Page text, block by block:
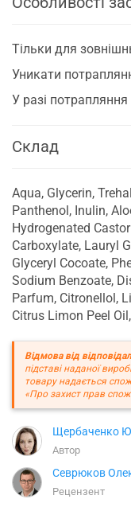
Тільки для
Уникати
У разі
Склад
Aqua, Glycerin,
Panthenol, Inulin,
Hydrogenated
Carboxylate, Lauryl
Glyceryl Cocoate,
Sodium Benzoate,
Parfum, Citronellol,
Citrus Limon Peel
Відмова від
підставі наданої
товару надається
«Про захист прав
Щербаченко
Автор
Севрюков
Рецензент